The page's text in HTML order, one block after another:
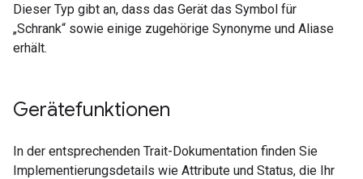
Dieser Typ gibt an, dass das Gerät das Symbol für
„Schrank“ sowie einige zugehörige Synonyme und Aliase
erhält.
Gerätefunktionen
In der entsprechenden Trait-Dokumentation finden Sie
Implementierungsdetails wie Attribute und Status, die Ihr